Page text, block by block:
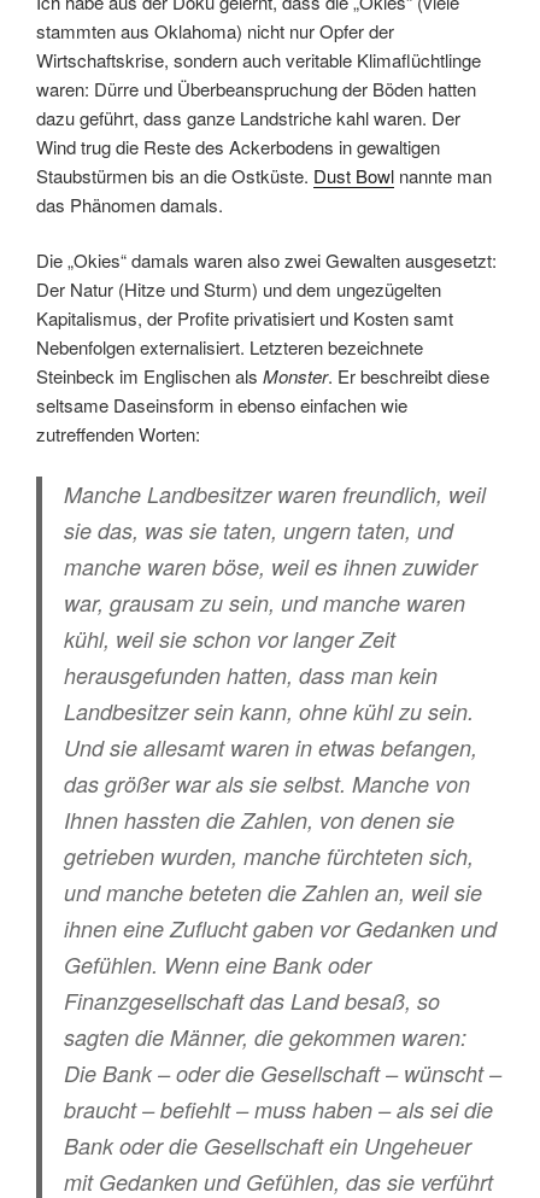
stammten aus Oklahoma) nicht nur Opfer der
Wirtschaftskrise, sondern auch veritable Klimaflüchtlinge
waren: Dürre und Überbeanspruchung der Böden hatten
dazu geführt, dass ganze Landstriche kahl waren. Der
Wind trug die Reste des Ackerbodens in gewaltigen
Staubstürmen bis an die Ostküste. Dust Bowl nannte man
das Phänomen damals.
Die „Okies“ damals waren also zwei Gewalten ausgesetzt:
Der Natur (Hitze und Sturm) und dem ungezügelten
Kapitalismus, der Profite privatisiert und Kosten samt
Nebenfolgen externalisiert. Letzteren bezeichnete
Steinbeck im Englischen als Monster. Er beschreibt diese
seltsame Daseinsform in ebenso einfachen wie
zutreffenden Worten:
Manche Landbesitzer waren freundlich, weil
sie das, was sie taten, ungern taten, und
manche waren böse, weil es ihnen zuwider
war, grausam zu sein, und manche waren
kühl, weil sie schon vor langer Zeit
herausgefunden hatten, dass man kein
Landbesitzer sein kann, ohne kühl zu sein.
Und sie allesamt waren in etwas befangen,
das größer war als sie selbst. Manche von
Ihnen hassten die Zahlen, von denen sie
getrieben wurden, manche fürchteten sich,
und manche beteten die Zahlen an, weil sie
ihnen eine Zuflucht gaben vor Gedanken und
Gefühlen. Wenn eine Bank oder
Finanzgesellschaft das Land besaß, so
sagten die Männer, die gekommen waren:
Die Bank – oder die Gesellschaft – wünscht –
braucht – befiehlt – muss haben – als sei die
Bank oder die Gesellschaft ein Ungeheuer
mit Gedanken und Gefühlen, das sie verführt